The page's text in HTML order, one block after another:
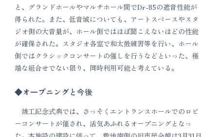
と、グランドホールやマルチホール間でDr-85の遮音性能が
得られた。また、低音域についても、アートスペースやスタ
ジオ側の大音量が、ホール側ではほぼ聞こえないほどの性能
が確保された。スタジオ各室で和太鼓練習等を行い、ホール
側ではクラシックコンサートの催しを行うなどといった、極
端な組合せでない限り、同時利用可能と考えている。
◆オープニングと今後
竣工記念式典では、さっそくエントランスホールでのロビ
ーコンサートが催され、活気あふれるオープニングとなっ